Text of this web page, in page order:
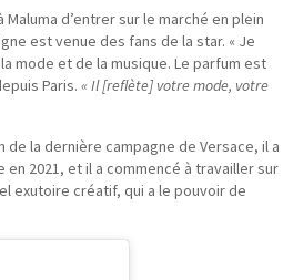
Maluma d’entrer sur le marché en plein
est venue des fans de la star. « Je
mode et de la musique. Le parfum est
Paris. « Il [reflète] votre mode, votre
la dernière campagne de Versace, il a
2021, et il a commencé à travailler sur
exutoire créatif, qui a le pouvoir de